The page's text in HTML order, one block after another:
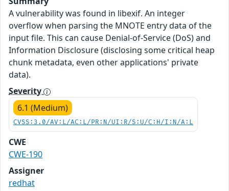
A vulnerability was found in libexif. An integer
overflow when parsing the MNOTE entry data of the
input file. This can cause Denial-of-Service (DoS) and
Information Disclosure (disclosing some critical heap
chunk metadata, even other applications' private
data).
Severity
6.1 (Medium)
CVSS:3.0/AV:L/AC:L/PR:N/UI:R/S:U/C:H/I:N/A:L
CWE
CWE-190
Assigner
redhat